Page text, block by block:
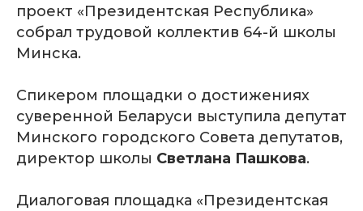
проект «Президентская Республика»
собрал трудовой коллектив 64-й школы
Минска.
Спикером площадки о достижениях
суверенной Беларуси выступила депутат
Минского городского Совета депутатов,
директор школы Светлана Пашкова.
Диалоговая площадка «Президентская